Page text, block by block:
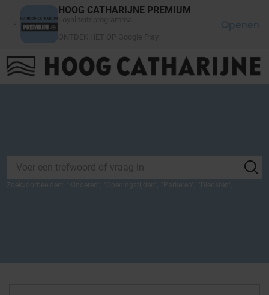
HOOG CATHARIJNE PREMIUM
Openen
FAQ
HET WINKELCENTRUM
LOG IN
Cookies beheer paneel